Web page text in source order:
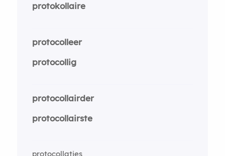
protokollaire
protocolleer
protocollig
protocollairder
protocollairste
protocollaties